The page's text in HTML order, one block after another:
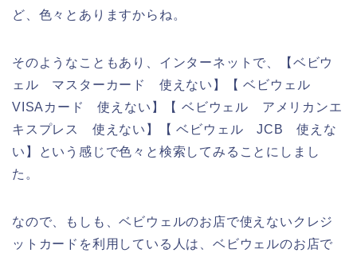
ど、色々とありますからね。
そのようなこともあり、インターネットで、【ベビウ
ェル マスターカード 使えない】【 ベビウェル
VISAカード 使えない】【 ベビウェル アメリカンエ
キスプレス 使えない】【 ベビウェル JCB 使えな
い】という感じで色々と検索してみることにしまし
た。
なので、もしも、ベビウェルのお店で使えないクレジ
ットカードを利用している人は、ベビウェルのお店で